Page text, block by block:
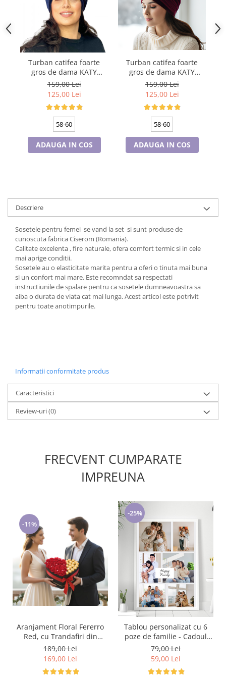
Cadouri pentru Doctori
Cadouri pentru Sfânta Maria
Martisoare
Turban catifea foarte
gros de dama KATY
marime 58-60, captuseala
polar, culoare bleomarin
159,00 Lei
125,00 Lei
58-60
ADAUGA IN COS
Turban catifea foarte
gros de dama KATY
marime 58-60, captuseala
polar, culoare wine
159,00 Lei
125,00 Lei
58-60
ADAUGA IN COS
Descriere
Sosetele pentru femei se vand la set si sunt produse de
cunoscuta fabrica Ciserom (Romania).
Calitate excelenta , fire naturale, ofera comfort termic si in cele
mai aprige conditii.
Sosetele au o elasticitate marita pentru a oferi o tinuta mai buna
si un confort mai mare. Este recomndat sa respectati
instructiunile de spalare pentru ca sosetele dumneavoastra sa
aiba o durata de viata cat mai lunga. Acest articol este potrivit
pentru toate anotimpurile.
Informatii conformitate produs
Caracteristici
Review-uri(0)
FRECVENT CUMPARATE
IMPREUNA
-11%
Aranjament Floral Fererro
Red, cu Trandafiri din
sapun
189,00 Lei
169,00 Lei
-25%
Tablou personalizat cu 6
poze de familie - Cadoul
ideal pentru familie TA4_P8
Happy Family
79,00 Lei
59,00 Lei